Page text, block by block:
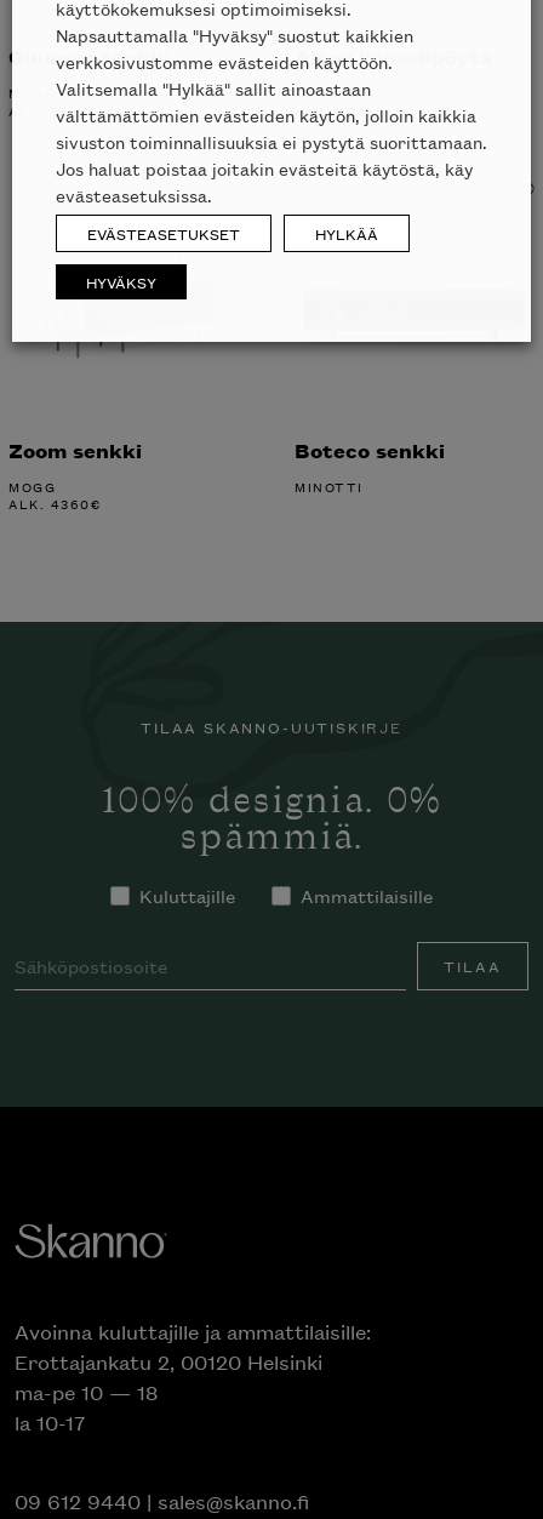
Giunone senkki
MOGG
ALK. 5562€
Alcor konsolipöytä
MAXALTO
ALK.4958€
Zoom senkki
MOGG
ALK. 4360€
Boteco senkki
MINOTTI
TILAA SKANNO-UUTISKIRJE
100% designia. 0%
spämmiä.
Kuluttajille Ammattilaisille
TILAA
Avoinna kuluttajille ja ammattilaisille:
Erottajankatu 2, 00120 Helsinki
ma-pe 10 — 18
la 10-17
09 612 9440 | sales@skanno.fi
käyttökokemuksesi optimoimiseksi.
Napsauttamalla "Hyväksy" suostut kaikkien
verkkosivustomme evästeiden käyttöön.
Valitsemalla "Hylkää" sallit ainoastaan
välttämättömien evästeiden käytön, jolloin kaikkia
sivuston toiminnallisuuksia ei pystytä suorittamaan.
Jos haluat poistaa joitakin evästeitä käytöstä, käy
evästeasetuksissa.
EVÄSTEASETUKSET HYLKÄÄ
HYVÄKSY